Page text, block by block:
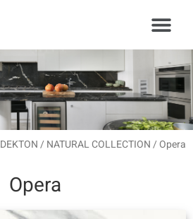
DEKTON/ NATURAL COLLECTION/ Opera
Opera